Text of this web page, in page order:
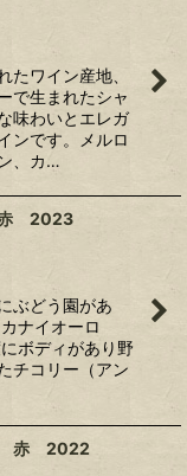
たワイン産地、
で生まれたシャ
味わいとエレガ
ンです。メルロ
、カ…
赤 2023
ぶどう園があ
ナイオーロ
ボディがあり野
チコリー（アン
赤 2022